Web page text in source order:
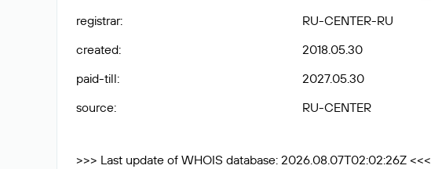
registrar:
RU-CENTER-RU
created:
2018.05.30
paid-till:
2027.05.30
source: RU-CENTER
>>> Last update of WHOIS database: 2026.08.07T02:02:26Z <<<